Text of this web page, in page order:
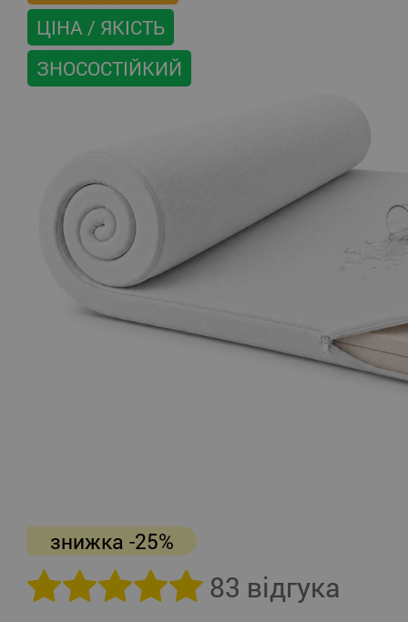
ЦІНА / ЯКІСТЬ
ЗНОСОСТІЙКИЙ
знижка -25%
83 відгука